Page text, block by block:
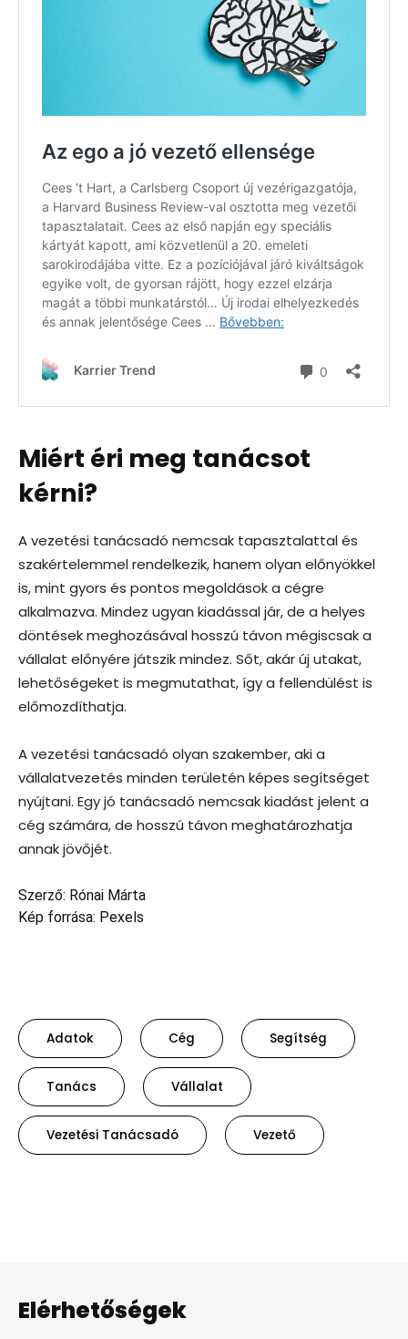
Miért éri meg tanácsot
kérni?
A vezetési tanácsadó nemcsak tapasztalattal és
szakértelemmel rendelkezik, hanem olyan előnyökkel
is, mint gyors és pontos megoldások a cégre
alkalmazva. Mindez ugyan kiadással jár, de a helyes
döntések meghozásával hosszú távon mégiscsak a
vállalat előnyére játszik mindez. Sőt, akár új utakat,
lehetőségeket is megmutathat, így a fellendülést is
előmozdíthatja.
A vezetési tanácsadó olyan szakember, aki a
vállalatvezetés minden területén képes segítséget
nyújtani. Egy jó tanácsadó nemcsak kiadást jelent a
cég számára, de hosszú távon meghatározhatja
annak jövőjét.
Szerző: Rónai Márta
Kép forrása: Pexels
Adatok Cég Segítség
Tanács Vállalat
Vezetési Tanácsadó Vezető
Elérhetőségek